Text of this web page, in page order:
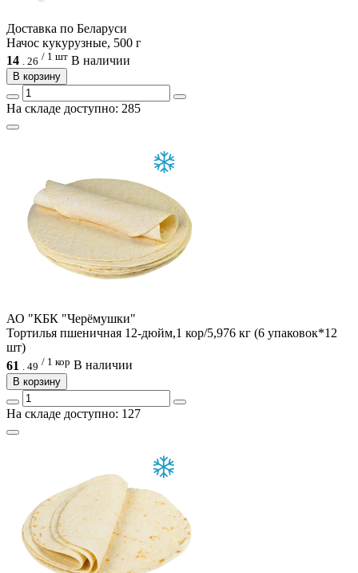
Доcтавка по Беларуси
Начос кукурузные, 500 г
14 . 26 / 1 шт В наличии
В корзину
На складе доступно: 285
АО "КБК "Черёмушки"
Тортилья пшеничная 12-дюйм,1 кор/5,976 кг (6 упаковок*12
шт)
61
49 / 1 кор В наличии
В корзину
На складе доступно: 127